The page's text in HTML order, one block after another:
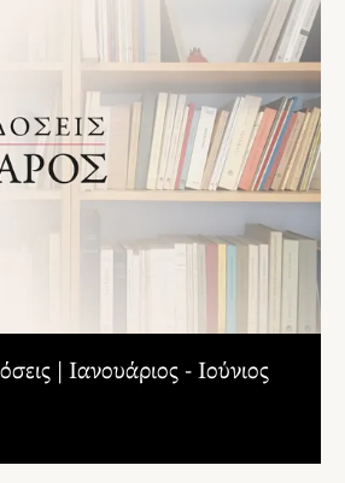
| Ιανουάριος - Ιούνιος